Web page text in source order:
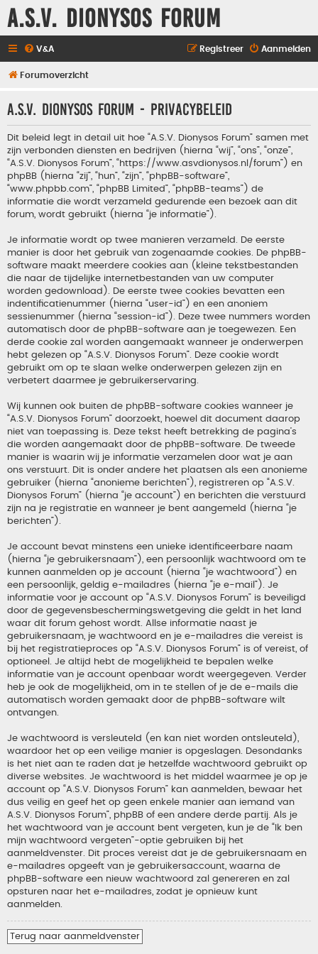
A.S.V. Dionysos Forum
V&A Aanmelden
Registreer
Forumoverzicht
A.S.V. Dionysos Forum - Privacybeleid
Dit beleid legt in detail uit hoe “A.S.V. Dionysos Forum” samen met
zijn verbonden diensten en bedrijven (hierna “wij”, “ons”, “onze”,
“A.S.V. Dionysos Forum”, “https://www.asvdionysos.nl/forum”) en
phpBB (hierna “zij”, “hun”, “zijn”, “phpBB-software”,
“www.phpbb.com”, “phpBB Limited”, “phpBB-teams”) de
informatie die wordt verzameld gedurende een bezoek aan dit
forum, wordt gebruikt (hierna “je informatie”).
Je informatie wordt op twee manieren verzameld. De eerste
manier is door het gebruik van zogenaamde cookies. De phpBB-
software maakt meerdere cookies aan (kleine tekstbestanden
die naar de tijdelijke internetbestanden van uw computer
worden gedownload). De eerste twee cookies bevatten een
indentificatienummer (hierna “user-id”) en een anoniem
sessienummer (hierna “session-id”). Deze twee nummers worden
automatisch door de phpBB-software aan je toegewezen. Een
derde cookie zal worden aangemaakt wanneer je onderwerpen
hebt gelezen op “A.S.V. Dionysos Forum”. Deze cookie wordt
gebruikt om op te slaan welke onderwerpen gelezen zijn en
verbetert daarmee je gebruikerservaring.
Wij kunnen ook buiten de phpBB-software cookies wanneer je
“A.S.V. Dionysos Forum” doorzoekt, hoewel dit document daarop
niet van toepassing is. Deze tekst heeft betrekking de pagina’s
die worden aangemaakt door de phpBB-software. De tweede
manier is waarin wij je informatie verzamelen door wat je aan
ons verstuurt. Dit is onder andere het plaatsen als een anonieme
gebruiker (hierna “anonieme berichten”), registreren op “A.S.V.
Dionysos Forum” (hierna “je account”) en berichten die verstuurd
zijn na je registratie en wanneer je bent aangemeld (hierna “je
berichten”).
Je account bevat minstens een unieke identificeerbare naam
(hierna “je gebruikersnaam”), een persoonlijk wachtwoord om te
kunnen aanmelden op je account (hierna “je wachtwoord”) en
een persoonlijk, geldig e-mailadres (hierna “je e-mail”). Je
informatie voor je account op “A.S.V. Dionysos Forum” is beveiligd
door de gegevensbeschermingswetgeving die geldt in het land
waar dit forum gehost wordt. Allse informatie naast je
gebruikersnaam, je wachtwoord en je e-mailadres die vereist is
bij het registratieproces op “A.S.V. Dionysos Forum” is of vereist, of
optioneel. Je altijd hebt de mogelijkheid te bepalen welke
informatie van je account openbaar wordt weergegeven. Verder
heb je ook de mogelijkheid, om in te stellen of je de e-mails die
automatisch worden gemaakt door de phpBB-software wilt
ontvangen.
Je wachtwoord is versleuteld (en kan niet worden ontsleuteld),
waardoor het op een veilige manier is opgeslagen. Desondanks
is het niet aan te raden dat je hetzelfde wachtwoord gebruikt op
diverse websites. Je wachtwoord is het middel waarmee je op je
account op “A.S.V. Dionysos Forum” kan aanmelden, bewaar het
dus veilig en geef het op geen enkele manier aan iemand van
A.S.V. Dionysos Forum”, phpBB of een andere derde partij. Als je
het wachtwoord van je account bent vergeten, kun je de “Ik ben
mijn wachtwoord vergeten”-optie gebruiken bij het
aanmeldvenster. Dit proces vereist dat je de gebruikersnaam en
e-mailadres opgeeft van je gebruikersaccount, waarna de
phpBB-software een nieuw wachtwoord zal genereren en zal
opsturen naar het e-mailadres, zodat je opnieuw kunt
aanmelden.
Terug naar aanmeldvenster